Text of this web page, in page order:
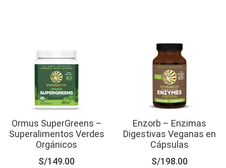
Ormus SuperGreens –
Superalimentos Verdes
Orgánicos
S/149.00
Enzorb – Enzimas
Digestivas Veganas en
Cápsulas
S/198.00